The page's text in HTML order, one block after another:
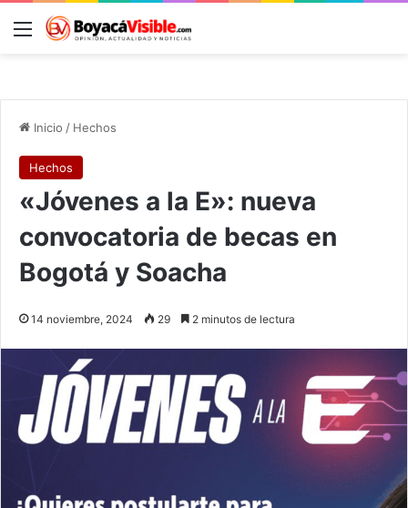
Menú
Inicio / Hechos
Hechos
«Jóvenes a la E»: nueva
convocatoria de becas en
Bogotá y Soacha
14 noviembre, 2024 29 2 minutos de lectura